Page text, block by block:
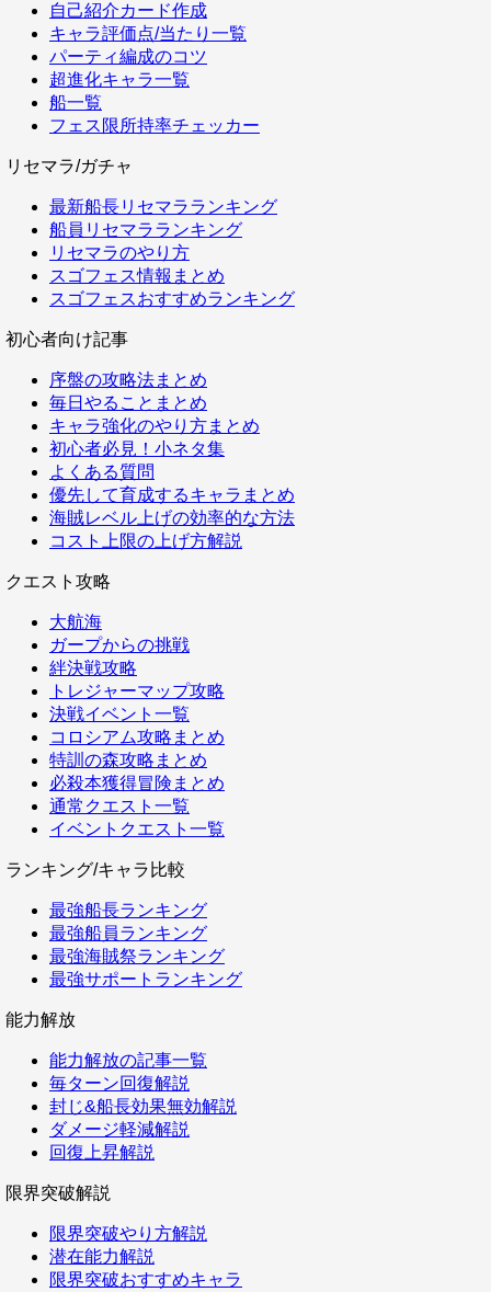
自己紹介カード作成
キャラ評価点/当たり一覧
パーティ編成のコツ
超進化キャラ一覧
船一覧
フェス限所持率チェッカー
リセマラ/ガチャ
最新船長リセマラランキング
船員リセマラランキング
リセマラのやり方
スゴフェス情報まとめ
スゴフェスおすすめランキング
初心者向け記事
序盤の攻略法まとめ
毎日やることまとめ
キャラ強化のやり方まとめ
初心者必見！小ネタ集
よくある質問
優先して育成するキャラまとめ
海賊レベル上げの効率的な方法
コスト上限の上げ方解説
クエスト攻略
大航海
ガープからの挑戦
絆決戦攻略
トレジャーマップ攻略
決戦イベント一覧
コロシアム攻略まとめ
特訓の森攻略まとめ
必殺本獲得冒険まとめ
通常クエスト一覧
イベントクエスト一覧
ランキング/キャラ比較
最強船長ランキング
最強船員ランキング
最強海賊祭ランキング
最強サポートランキング
能力解放
能力解放の記事一覧
毎ターン回復解説
封じ&船長効果無効解説
ダメージ軽減解説
回復上昇解説
限界突破解説
限界突破やり方解説
潜在能力解説
限界突破おすすめキャラ